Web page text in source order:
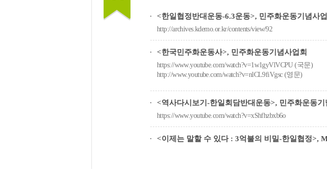
<한일협정반대운동-6.3운동>, 민주화운동기념사
http://archives.kdemo.or.kr/contents/view/92
<한국민주화운동사>, 민주화운동기념사업회
https://www.youtube.com/watch?v=1w1gyVlVCPU (국문)
http://www.youtube.com/watch?v=nlCL9fiVgsc (영문)
<역사다시보기-한일회담반대운동>, 민주화운동기
https://www.youtube.com/watch?v=xShfhzbxb6o
<이제는 말할 수 있다 : 3억불의 비밀-한일협정>,